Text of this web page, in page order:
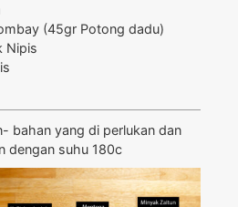
(45gr Potong dadu)
Nipis
bahan yang di perlukan dan
dengan suhu 180c